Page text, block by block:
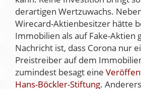
derartigen Wertzuwachs.
Wirecard-Aktienbesitzer hätte
Immobilien als auf Fake-Aktien
Nachricht ist, dass Corona nur
Preistreiber auf dem
zumindest besagt eine
Hans-Böckler-Stiftung.